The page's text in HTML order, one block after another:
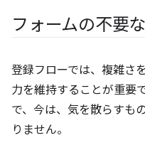
フォームの不要
登録フローでは、複雑さ
力を維持することが重要
で、今は、気を散らすも
りません。